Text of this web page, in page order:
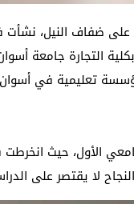
ضفاف النيل،
التجارة جامعة
تعليمية في
الأول، حيث
لا يقتصر على